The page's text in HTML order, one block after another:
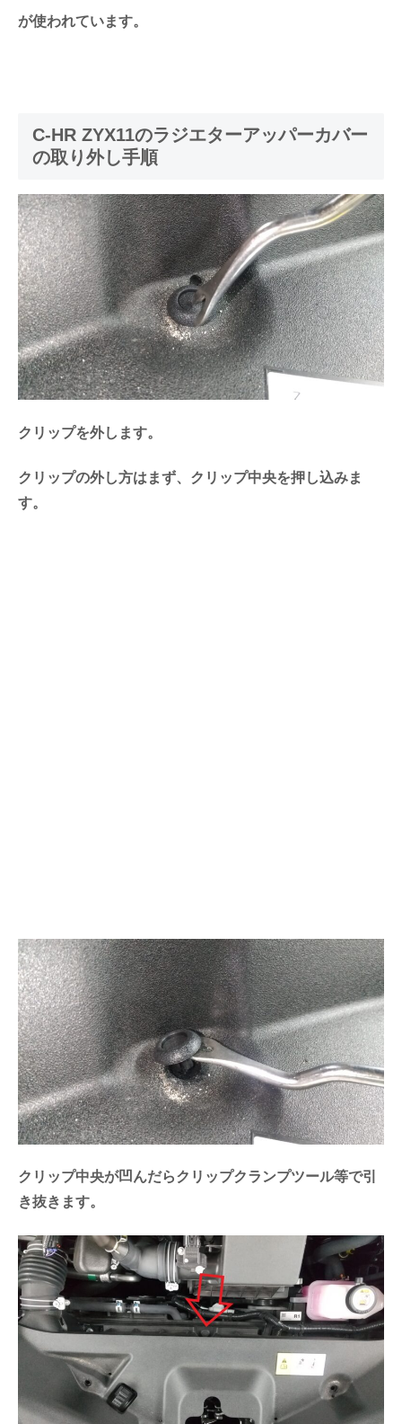
が使われています。
C-HR ZYX11のラジエターアッパーカバー
の取り外し手順
クリップを外します。
クリップの外し方はまず、クリップ中央を押し込みま
す。
クリップ中央が凹んだらクリップクランプツール等で引
き抜きます。